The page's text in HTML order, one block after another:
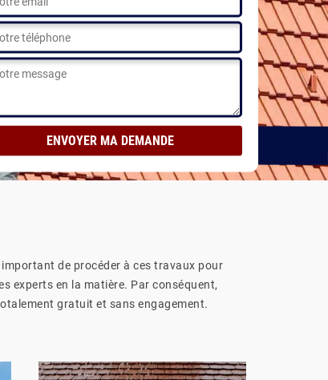
de procéder à ces travaux pour
experts en la matière. Par conséquent,
gratuit et sans engagement.